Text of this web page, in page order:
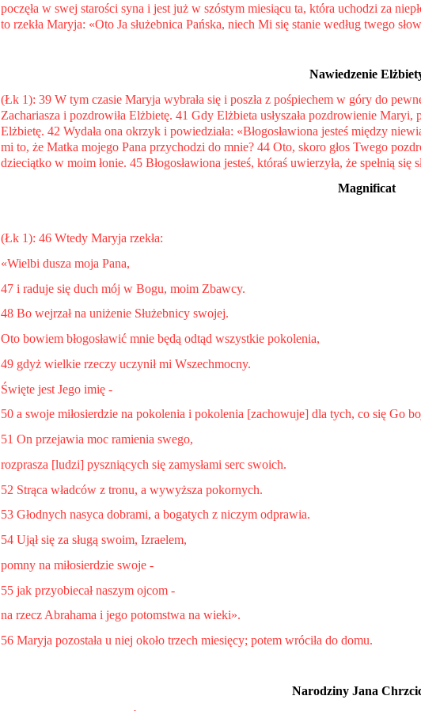
poczęła w swej starości syna i jest już w szóstym miesiącu ta, która uchodzi za
to rzekła Maryja: «Oto Ja służebnica Pańska, niech Mi się stanie według twego
Nawiedzenie
(Łk 1): 39 W tym czasie Maryja wybrała się i poszła z pośpiechem w góry do
Zachariasza i pozdrowiła Elżbietę. 41 Gdy Elżbieta usłyszała pozdrowienie Maryi,
Elżbietę. 42 Wydała ona okrzyk i powiedziała: «Błogosławiona jesteś między
mi to, że Matka mojego Pana przychodzi do mnie? 44 Oto, skoro głos Twego
dzieciątko w moim łonie. 45 Błogosławiona jesteś, któraś uwierzyła, że spełnią się
Magnificat
(Łk 1): 46 Wtedy Maryja rzekła:
«Wielbi dusza moja Pana,
47 i raduje się duch mój w Bogu, moim Zbawcy.
48 Bo wejrzał na uniżenie Służebnicy swojej.
Oto bowiem błogosławić mnie będą odtąd wszystkie pokolenia,
49 gdyż wielkie rzeczy uczynił mi Wszechmocny.
Święte jest Jego imię -
50 a swoje miłosierdzie na pokolenia i pokolenia [zachowuje] dla tych, co się Go
51 On przejawia moc ramienia swego,
rozprasza [ludzi] pyszniących się zamysłami serc swoich.
52 Strąca władców z tronu, a wywyższa pokornych.
53 Głodnych nasyca dobrami, a bogatych z niczym odprawia.
54 Ujął się za sługą swoim, Izraelem,
pomny na miłosierdzie swoje -
55 jak przyobiecał naszym ojcom -
na rzecz Abrahama i jego potomstwa na wieki».
56 Maryja pozostała u niej około trzech miesięcy; potem wróciła do domu.
Narodziny Jana